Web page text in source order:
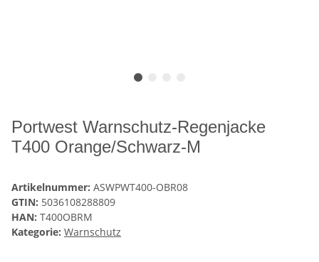
Portwest Warnschutz-Regenjacke
T400 Orange/Schwarz-M
Artikelnummer: ASWPWT400-OBR08
GTIN: 5036108288809
HAN: T400OBRM
Kategorie: Warnschutz